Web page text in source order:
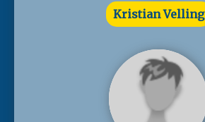
Kristian Velling